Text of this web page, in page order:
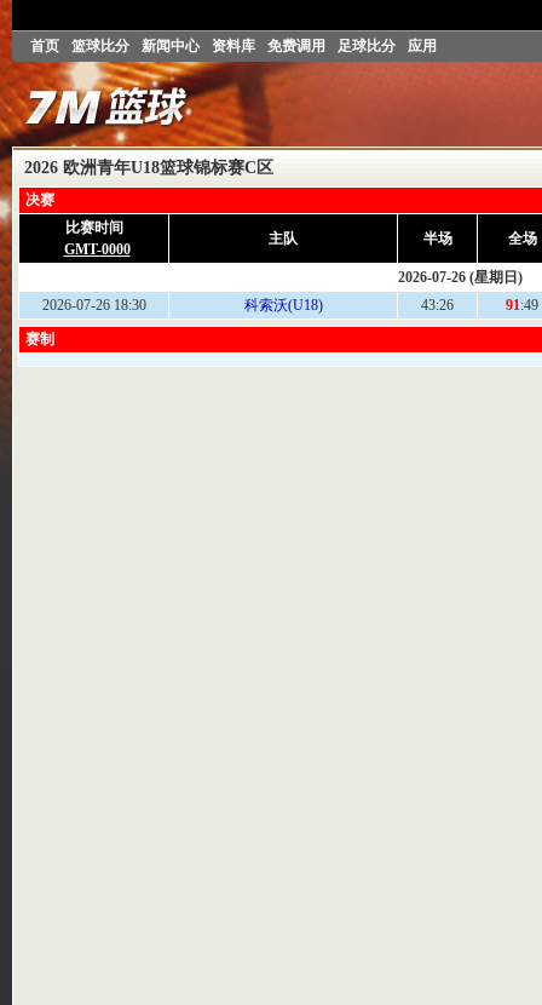
首页 篮球比分 新闻中心 资料库 免费调用 足球比分 应用
2026 欧洲青年U18篮球锦标赛C区
决赛
比赛时间
GMT-0000
主队 半场 全场
2026-07-26 (星期日)
2026-07-26 18:30
科索沃(U18) 43:26 91:49
赛制